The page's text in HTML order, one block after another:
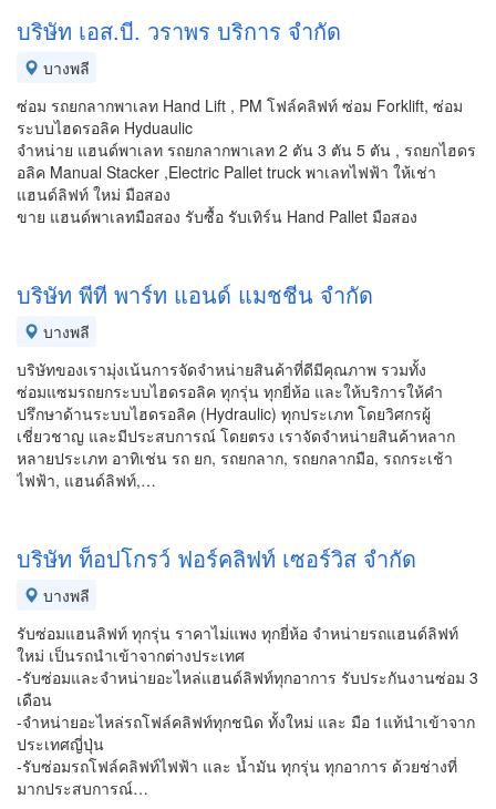
บริษัท เอส.บี. วราพร บริการ จำกัด
บางพลี
ซ่อม รถยกลากพาเลท Hand Lift , PM โฟล์คลิฟท์ ซ่อม Forklift, ซ่อม
ระบบไฮดรอลิค Hyduaulic
จำหน่าย แฮนด์พาเลท รถยกลากพาเลท 2 ตัน 3 ตัน 5 ตัน , รถยกไฮดร
อลิค Manual Stacker ,Electric Pallet truck พาเลทไฟฟ้า ให้เช่า
แฮนด์ลิฟท์ ใหม่ มือสอง
ขาย แฮนด์พาเลทมือสอง รับซื้อ รับเทิร์น Hand Pallet มือสอง
บริษัท พีที พาร์ท แอนด์ แมชชีน จำกัด
บางพลี
บริษัทของเรามุ่งเน้นการจัดจำหน่ายสินค้าที่ดีมีคุณภาพ รวมทั้ง
ซ่อมแซมรถยกระบบไฮดรอลิค ทุกรุ่น ทุกยี่ห้อ และให้บริการให้คำ
ปรึกษาด้านระบบไฮดรอลิค (Hydraulic) ทุกประเภท โดยวิศกรผู้
เชี่ยวชาญ และมีประสบการณ์ โดยตรง เราจัดจำหน่ายสินค้าหลาก
หลายประเภท อาทิเช่น รถ ยก, รถยกลาก, รถยกลากมือ, รถกระเช้า
ไฟฟ้า, แฮนด์ลิฟท์,…
บริษัท ท็อปโกรว์ ฟอร์คลิฟท์ เซอร์วิส จำกัด
บางพลี
รับซ่อมแฮนลิฟท์ ทุกรุ่น ราคาไม่แพง ทุกยี่ห้อ จำหน่ายรถแฮนด์ลิฟท์
ใหม่ เป็นรถนำเข้าจากต่างประเทศ
-รับซ่อมและจำหน่ายอะไหล่แฮนด์ลิฟท์ทุกอาการ รับประกันงานซ่อม 3
เดือน
-จำหน่ายอะไหล่รถโฟล์คลิฟท์ทุกชนิด ทั้งใหม่ และ มือ 1แท้นำเข้าจาก
ประเทศญี่ปุ่น
-รับซ่อมรถโฟล์คลิฟท์ไฟฟ้า และ น้ำมัน ทุกรุ่น ทุกอาการ ด้วยช่างที่
มากประสบการณ์…